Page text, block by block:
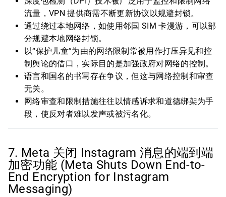
流量，VPN 提供商需不断更新协议以规避封锁。
通过绕过本地网络，如使用邻国 SIM 卡漫游，可以部
分规避本地网络封锁。
以“保护儿童”为由的网络限制常被用作打压异见和控
制舆论的借口，实际目的是加强政府对网络的控制。
语言和国名的书写存在争议，但这与网络控制和审查
无关。
网络审查和限制措施往往以情感诉求和道德绑架为手
段，使反对者难以发声或被污名化。
7. Meta 关闭 Instagram 消息的端到端
加密功能 (Meta Shuts Down End-to-
End Encryption for Instagram
Messaging)